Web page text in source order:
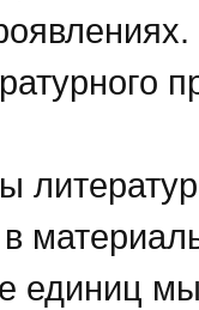
в
единиц